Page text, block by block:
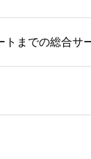
トまでの総合サ